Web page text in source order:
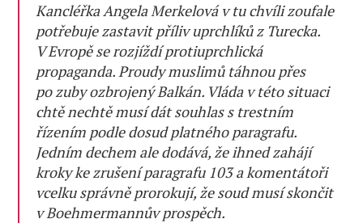
Kancléřka Angela Merkelová v tu chvíli zoufale
potřebuje zastavit příliv uprchlíků z Turecka.
V Evropě se rozjíždí protiuprchlická
propaganda. Proudy muslimů táhnou přes
po zuby ozbrojený Balkán. Vláda v této situaci
chtě nechtě musí dát souhlas s trestním
řízením podle dosud platného paragrafu.
Jedním dechem ale dodává, že ihned zahájí
kroky ke zrušení paragrafu 103 a komentátoři
vcelku správně prorokují, že soud musí skončit
v Boehmermannův prospěch.